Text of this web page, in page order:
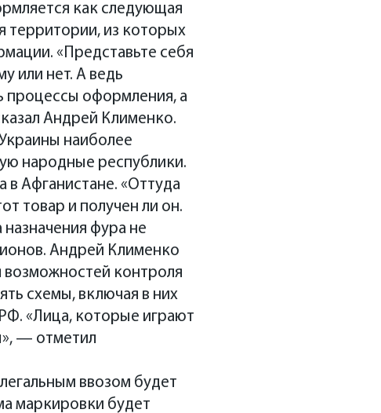
как следующая
территории, из которых
«Представьте себя
или нет. А ведь
процессы оформления, а
Андрей Клименко.
наиболее
народные республики.
в Афганистане. «Оттуда
товар и получен ли он.
фура не
Андрей Клименко
возможностей контроля
схемы, включая в них
«Лица, которые играют
— отметил
ввозом будет
маркировки будет